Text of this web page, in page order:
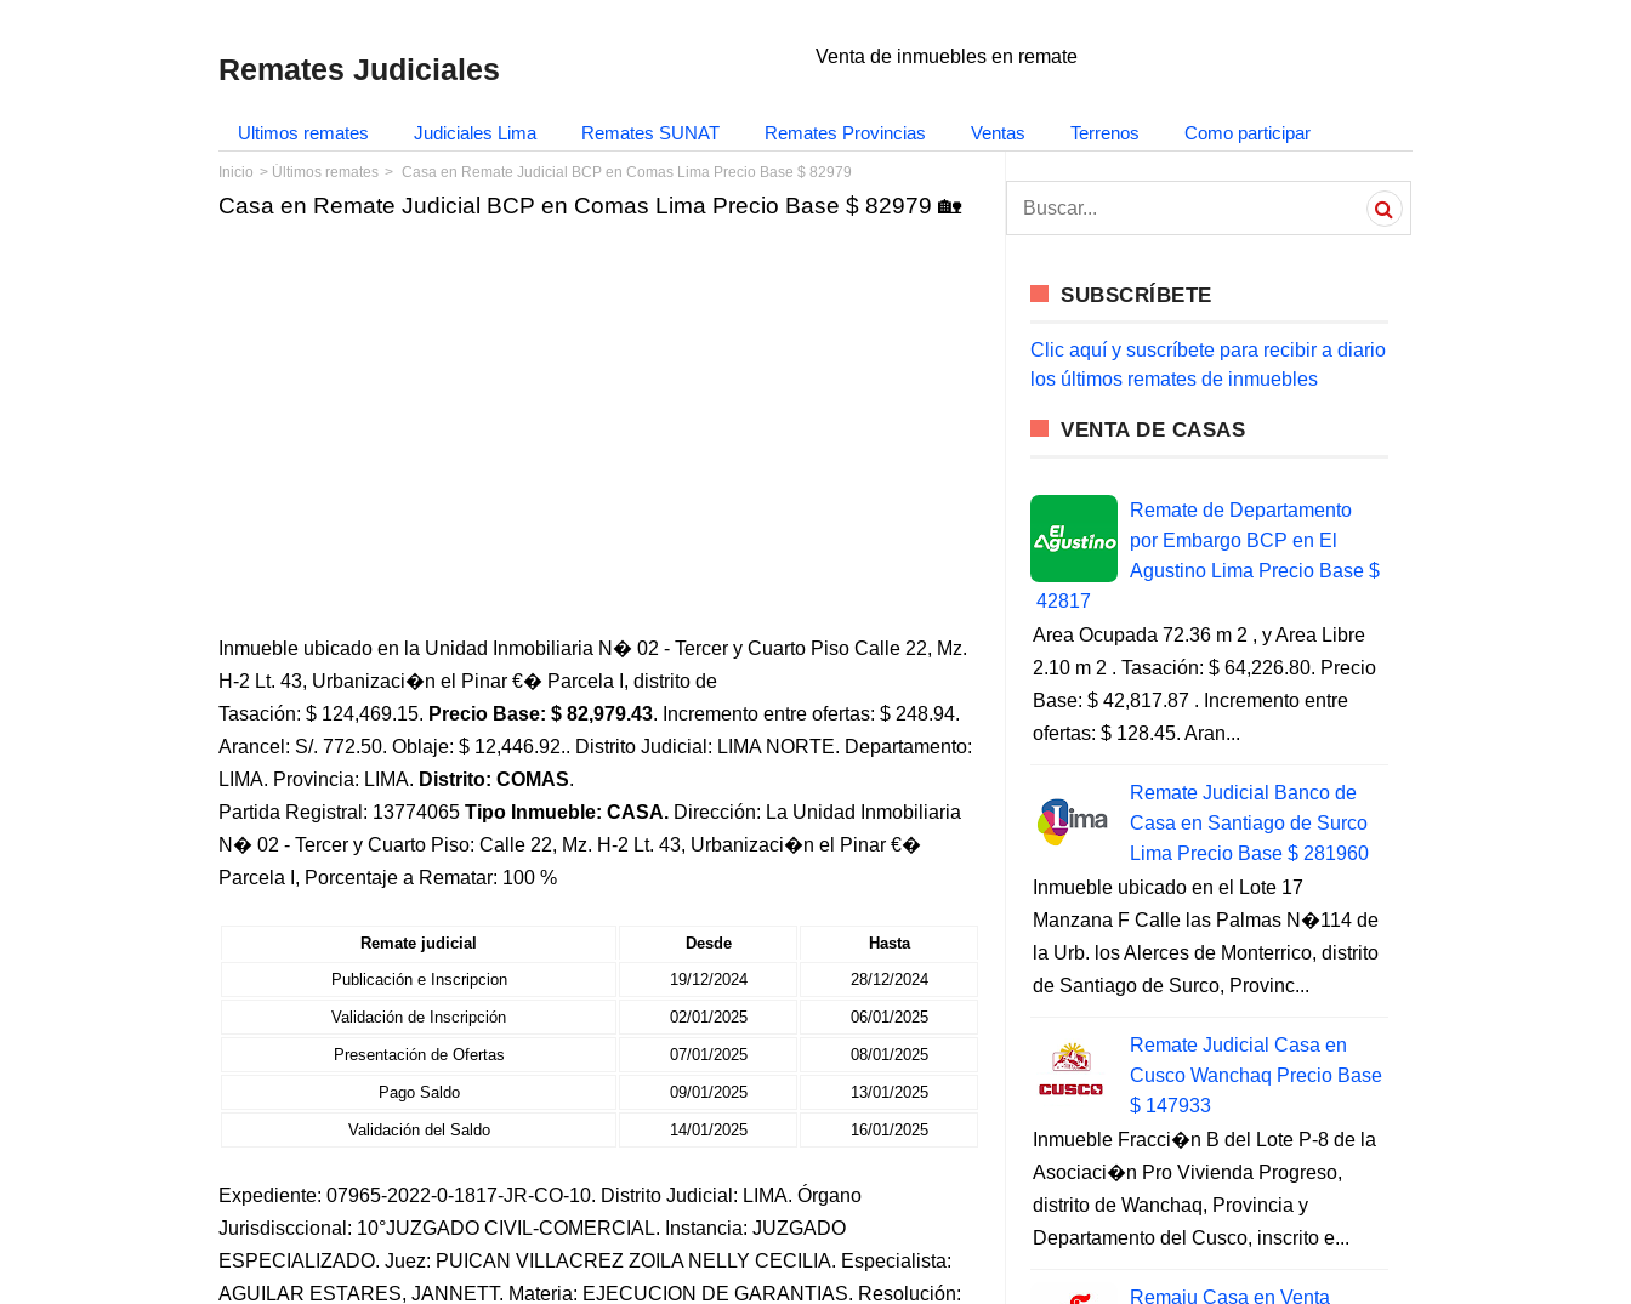
Remates Judiciales Venta de inmuebles en remate
Ultimos remates Judiciales Lima Remates SUNAT Remates Provincias Ventas Terrenos Como participar
Inicio Últimos remates Casa en Remate Judicial BCP en Comas Lima Precio Base $ 82979
Casa en Remate Judicial BCP en Comas Lima Precio Base $ 82979 🏡
Inmueble ubicado en la Unidad Inmobiliaria N� 02 - Tercer y Cuarto Piso Calle 22, Mz.
H-2 Lt. 43, Urbanizaci�n el Pinar €� Parcela I, distrito de
Tasación: $ 124,469.15. Precio Base: $ 82,979.43. Incremento entre ofertas: $ 248.94.
Arancel: S/. 772.50. Oblaje: $ 12,446.92.. Distrito Judicial: LIMA NORTE. Departamento:
LIMA. Provincia: LIMA. Distrito: COMAS.
Partida Registral: 13774065 Tipo Inmueble: CASA. Dirección: La Unidad Inmobiliaria
N� 02 - Tercer y Cuarto Piso: Calle 22, Mz. H-2 Lt. 43, Urbanizaci�n el Pinar €�
Parcela I, Porcentaje a Rematar: 100 %
Remate judicial Desde
Hasta
Publicación e Inscripcion
19/12/2024 28/12/2024
Validación de Inscripción 02/01/2025 06/01/2025
Presentación de Ofertas 07/01/2025 08/01/2025
Pago Saldo 09/01/2025 13/01/2025
Validación del Saldo 14/01/2025 16/01/2025
Expediente: 07965-2022-0-1817-JR-CO-10. Distrito Judicial: LIMA. Órgano
Jurisdisccional: 10°JUZGADO CIVIL-COMERCIAL. Instancia: JUZGADO
ESPECIALIZADO. Juez: PUICAN VILLACREZ ZOILA NELLY CECILIA. Especialista:
AGUILAR ESTARES, JANNETT. Materia: EJECUCION DE GARANTIAS. Resolución:
a
SUBSCRÍBETE
Clic aquí y suscríbete para recibir a diario
los últimos remates de inmuebles
VENTA DE CASAS
Remate de Departamento
por Embargo BCP en El
Agustino Lima Precio Base $
42817
Area Ocupada 72.36 m 2 , y Area Libre
2.10 m 2 . Tasación: $ 64,226.80. Precio
Base: $ 42,817.87 . Incremento entre
ofertas: $ 128.45. Aran...
Remate Judicial Banco de
Casa en Santiago de Surco
Lima Precio Base $ 281960
Inmueble ubicado en el Lote 17
Manzana F Calle las Palmas N�114 de
la Urb. los Alerces de Monterrico, distrito
de Santiago de Surco, Provinc...
Remate Judicial Casa en
Cusco Wanchaq Precio Base
$ 147933
Inmueble Fracci�n B del Lote P-8 de la
Asociaci�n Pro Vivienda Progreso,
distrito de Wanchaq, Provincia y
Departamento del Cusco, inscrito e...
Remaju Casa en Venta